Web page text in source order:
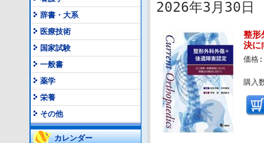
辞書・大系
医療技術
国家試験
一般書
薬学
栄養
その他
カレンダー
2026年3月30日
整形
決に
価格:
購入